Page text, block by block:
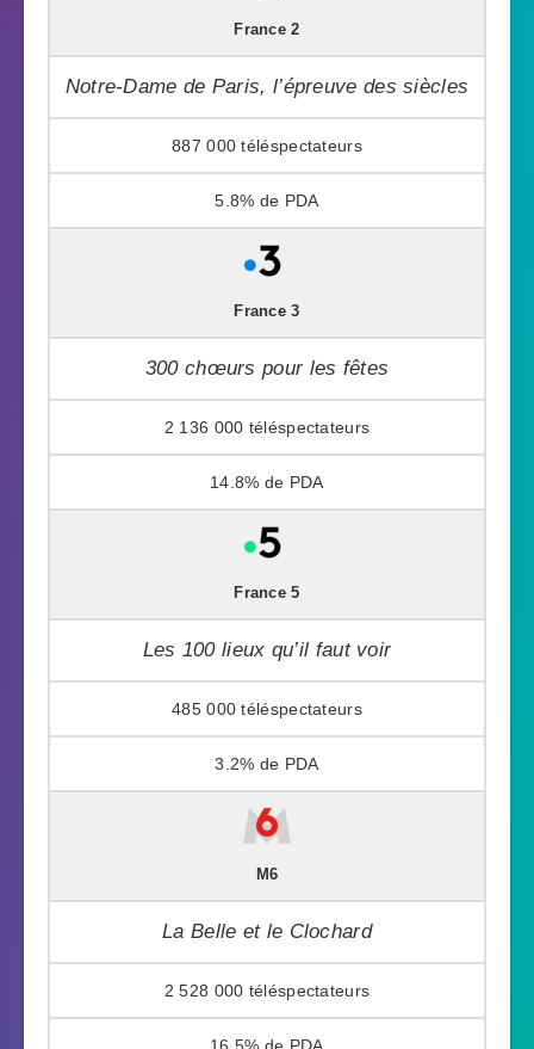
France 2
Notre-Dame de Paris, l’épreuve des siècles
887 000
5.8%
France 3
300 chœurs pour les fêtes
2 136 000
14.8%
France 5
Les 100 lieux qu’il faut voir
485 000
3.2%
M6
La Belle et le Clochard
2 528 000